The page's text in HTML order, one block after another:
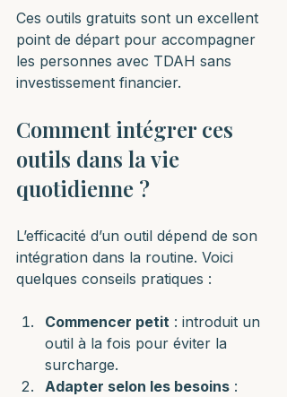
Ces outils gratuits sont un excellent
point de départ pour accompagner
les personnes avec TDAH sans
investissement financier.
Comment intégrer ces
outils dans la vie
quotidienne ?
L’efficacité d’un outil dépend de son
intégration dans la routine. Voici
quelques conseils pratiques :
Commencer petit : introduit un
outil à la fois pour éviter la
surcharge.
Adapter selon les besoins :